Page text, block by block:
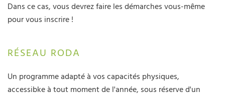
Dans ce cas, vous devrez faire les démarches vous-même
pour vous inscrire !
RÉSEAU RODA
Un programme adapté à vos capacités physiques,
accessibke à tout moment de l'année, sous réserve d'un